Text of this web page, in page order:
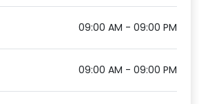
09:00 AM - 09:00 PM
09:00 AM - 09:00 PM